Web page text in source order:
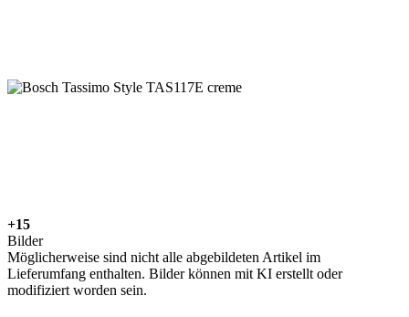
+15
Bilder
Möglicherweise sind nicht alle abgebildeten Artikel im
Lieferumfang enthalten. Bilder können mit KI erstellt oder
modifiziert worden sein.